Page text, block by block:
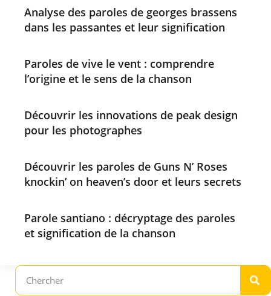
Analyse des paroles de georges brassens
dans les passantes et leur signification
Paroles de vive le vent : comprendre
l’origine et le sens de la chanson
Découvrir les innovations de peak design
pour les photographes
Découvrir les paroles de Guns N’ Roses
knockin’ on heaven’s door et leurs secrets
Parole santiano : décryptage des paroles
et signification de la chanson